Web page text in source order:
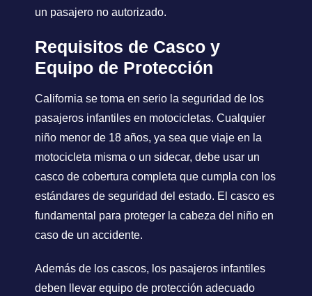
un pasajero no autorizado.
Requisitos de Casco y
Equipo de Protección
California se toma en serio la seguridad de los
pasajeros infantiles en motocicletas. Cualquier
niño menor de 18 años, ya sea que viaje en la
motocicleta misma o un sidecar, debe usar un
casco de cobertura completa que cumpla con los
estándares de seguridad del estado. El casco es
fundamental para proteger la cabeza del niño en
caso de un accidente.
Además de los cascos, los pasajeros infantiles
deben llevar equipo de protección adecuado